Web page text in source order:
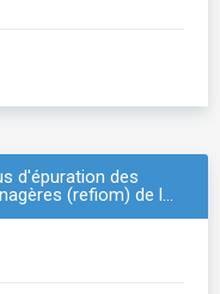
d'épuration des
(refiom) de l…